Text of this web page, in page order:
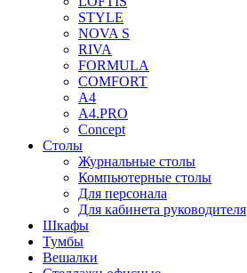
STYLE
NOVA S
RIVA
FORMULA
COMFORT
A4
A4.PRO
Concept
Столы
Журнальные столы
Компьютерные столы
Для персонала
Для кабинета руководителя
Шкафы
Тумбы
Вешалки